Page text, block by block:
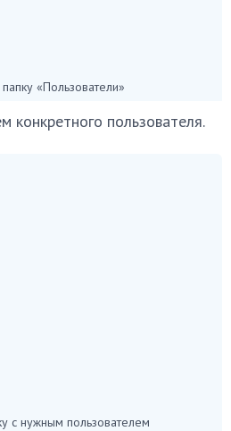
«Пользователи»
конкретного пользователя.
с нужным пользователем